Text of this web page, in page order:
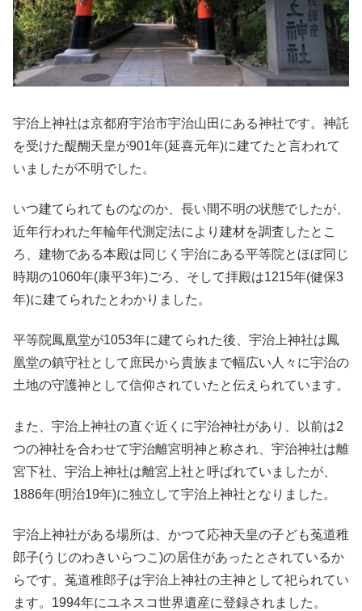
宇治上神社は京都府宇治市宇治山田にある神社です。神託
を受けた醍醐天皇が901年(延喜元年)に建てたと言われて
いましたが不明でした。
いつ建てられてものなのか、長い間不明の状態でしたが、
近年行われた年輪年代測定法により建材を調査したとこ
ろ、建物である本殿は同じく宇治にある平等院とほぼ同じ
時期の1060年(康平3年)ごろ、そして拝殿は1215年(健保3
年)に建てられたとわかりました。
平等院鳳凰堂が1053年に建てられた後、宇治上神社は鳳
凰堂の鎮守社として庶民から貴族まで幅広い人々に宇治の
土地の守護神として信仰されていたと伝えられています。
また、宇治上神社の直ぐ近くに宇治神社があり、以前は2
つの神社を合わせて宇治離宮明神と称され、宇治神社は離
宮下社、宇治上神社は離宮上社と呼ばれていましたが、
1886年(明治19年)に独立して宇治上神社となりました。
宇治上神社がある場所は、かつて応神天皇の子ども菟道稚
郎子(うじのわきいらつこ)の居住があったとされているか
らです。菟道稚郎子は宇治上神社の主神として祀られてい
ます。1994年にユネスコ世界遺産に登録されました。